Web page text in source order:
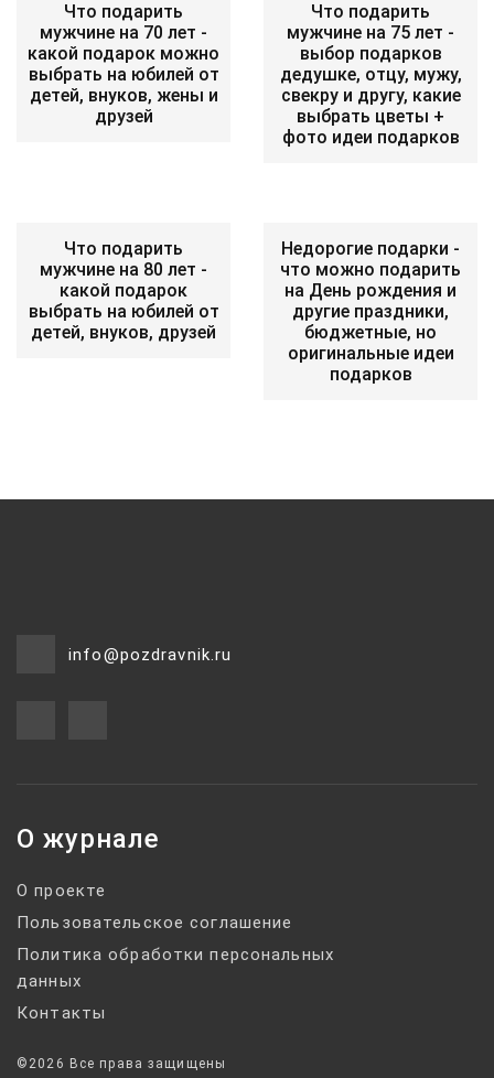
Что подарить
мужчине на 70 лет -
какой подарок можно
выбрать на юбилей от
детей, внуков, жены и
друзей
Что подарить
мужчине на 75 лет -
выбор подарков
дедушке, отцу, мужу,
свекру и другу, какие
выбрать цветы +
фото идеи подарков
Что подарить
мужчине на 80 лет -
какой подарок
выбрать на юбилей от
детей, внуков, друзей
Недорогие подарки -
что можно подарить
на День рождения и
другие праздники,
бюджетные, но
оригинальные идеи
подарков
info@pozdravnik.ru
О журнале
О проекте
Пользовательское соглашение
Политика обработки персональных
данных
Контакты
©2026 Все права защищены